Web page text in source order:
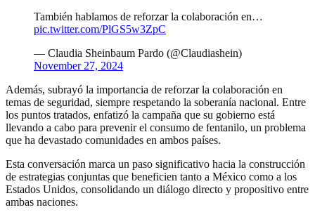
También hablamos de reforzar la colaboración en…
pic.twitter.com/PlGS5w3ZpC
— Claudia Sheinbaum Pardo (@Claudiashein)
November 27, 2024
Además, subrayó la importancia de reforzar la colaboración en
temas de seguridad, siempre respetando la soberanía nacional. Entre
los puntos tratados, enfatizó la campaña que su gobierno está
llevando a cabo para prevenir el consumo de fentanilo, un problema
que ha devastado comunidades en ambos países.
Esta conversación marca un paso significativo hacia la construcción
de estrategias conjuntas que beneficien tanto a México como a los
Estados Unidos, consolidando un diálogo directo y propositivo entre
ambas naciones.